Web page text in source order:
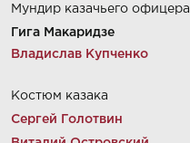
Мундир казачьего офицера
Гига Макаридзе
Владислав Купченко
Костюм казака
Сергей Голотвин